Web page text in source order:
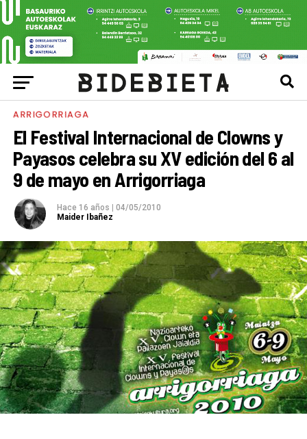
ARRIGORRIAGA
El Festival Internacional de Clowns y
Payasos celebra su XV edición del 6 al
9 de mayo en Arrigorriaga
Hace 16 años
04/05/2010
Maider Ibañez